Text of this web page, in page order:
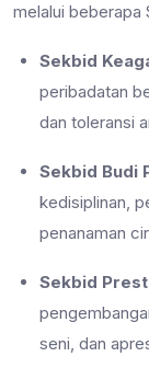
melalui beberapa
Sekbid
peribadatan
dan toleransi
Sekbid Budi
kedisiplinan,
penanaman
Sekbid
seni, dan